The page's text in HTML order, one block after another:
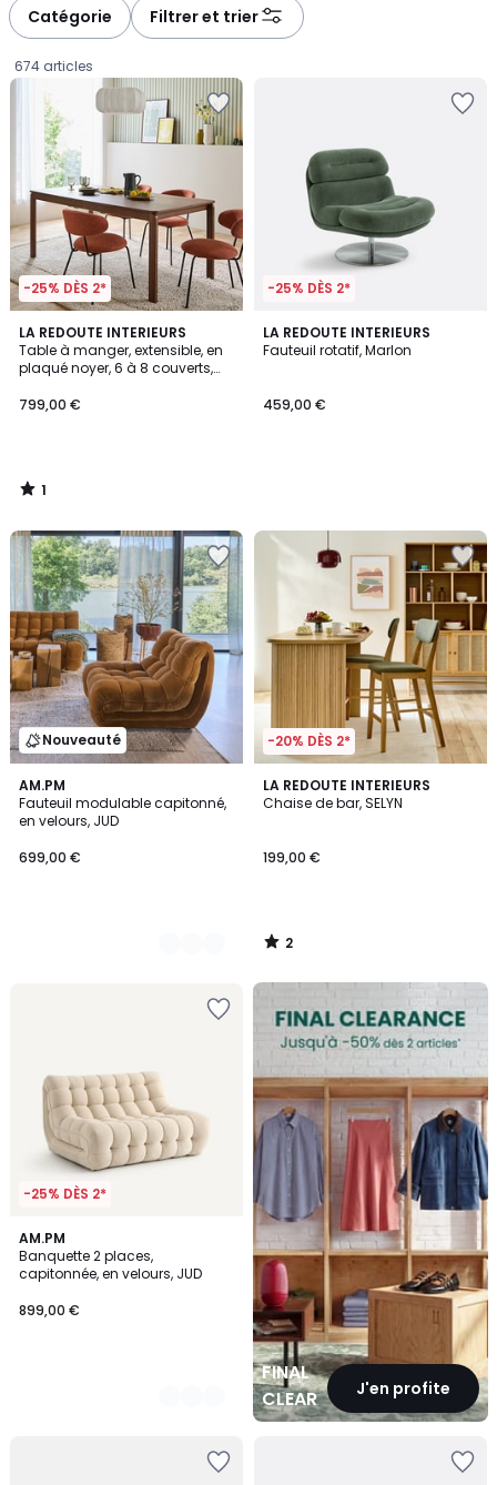
Catégorie Filtrer et trier
674 articles
-25% DÈS 2*
LA REDOUTE INTERIEURS
Table à manger, extensible, en
plaqué noyer, 6 à 8 couverts,
€.
799,00 €
1
/
5
1
/
-25% DÈS 2*
LA REDOUTE INTERIEURS
Fauteuil rotatif, Marlon
459,00 €
Nouveauté
AM.PM
Fauteuil modulable capitonné,
en velours, JUD
699,00 €
4
Couleurs
-20% DÈS 2*
LA REDOUTE INTERIEURS
Chaise de bar, SELYN
199,00 €
2
/
2
/
-25% DÈS 2*
AM.PM
Banquette 2 places,
capitonnée, en velours, JUD
899,00 €
4
Couleurs
FINAL
CLEARANCEJ'en profite
FINAL
CLEARANCE